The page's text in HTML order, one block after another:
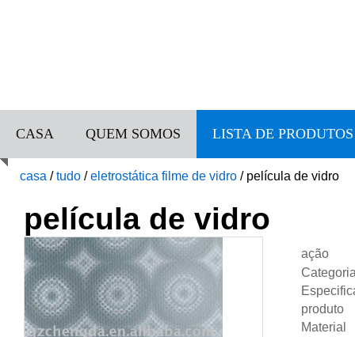
CASA QUEM SOMOS LISTA DE PRODUTOS
casa /tudo /eletrostática filme de vidro / película de vidro
película de vidro
ação
produto
Material